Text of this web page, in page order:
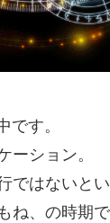
です。
ーション。
ではないと
ね、の時期で